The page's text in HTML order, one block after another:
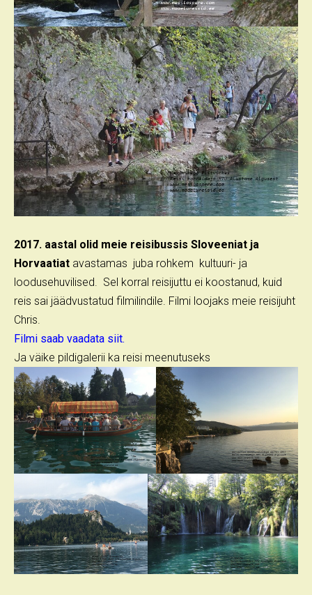
2017. aastal olid meie reisibussis Sloveeniat ja
Horvaatiat avastamas juba rohkem kultuuri- ja
loodusehuvilised. Sel korral reisijuttu ei koostanud, kuid
reis sai jäädvustatud filmilindile. Filmi loojaks meie reisijuht
Chris.
Filmi saab vaadata siit.
Ja väike pildigalerii ka reisi meenutuseks